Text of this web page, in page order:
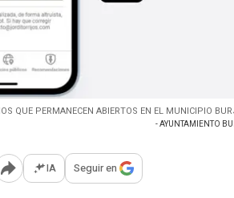
QUE PERMANECEN ABIERTOS EN EL MUNICIPIO
- AYUNTAMIENTO
Abrir opciones para compartir
IA Seguir en